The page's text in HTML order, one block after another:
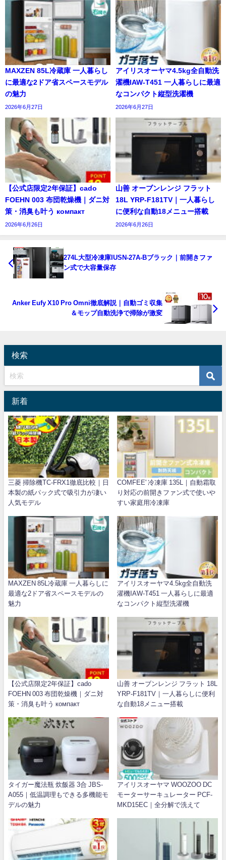
MAXZEN 85L冷蔵庫 一人暮らし
に最適な2ドア省スペースモデル
の魅力
2026年6月27日
アイリスオーヤマ4.5kg全自動洗
濯機IAW-T451 一人暮らしに最適
なコンパクト縦型洗濯機
2026年6月27日
【公式店限定2年保証】cado
FOEHN 003 布団乾燥機｜ダニ対
策・消臭も叶う компакт
2026年6月26日
山善 オーブンレンジ フラット
18L YRP-F181TV｜一人暮らし
に便利な自動18メニュー搭載
2026年6月26日
274L大型冷凍庫IUSN-27A-Bブラック｜前開きファ
ン式で大容量保存
Anker Eufy X10 Pro Omni徹底解説｜自動ゴミ収集
＆モップ自動洗浄で掃除が激変
検索
新着
三菱 掃除機TC-FRX1徹底比較｜日
本製の紙パック式で吸引力が凄い
人気モデル
COMFEE' 冷凍庫 135L｜自動霜取
り対応の前開きファン式で使いや
すい家庭用冷凍庫
MAXZEN 85L冷蔵庫 一人暮らしに
最適な2ドア省スペースモデルの
魅力
アイリスオーヤマ4.5kg全自動洗
濯機IAW-T451 一人暮らしに最適
なコンパクト縦型洗濯機
【公式店限定2年保証】cado
FOEHN 003 布団乾燥機｜ダニ対
策・消臭も叶う компакт
山善 オーブンレンジ フラット 18L
YRP-F181TV｜一人暮らしに便利
な自動18メニュー搭載
タイガー魔法瓶 炊飯器 3合 JBS-
A055｜低温調理もできる多機能モ
デルの魅力
アイリスオーヤマ WOOZOO DC
モーターサーキュレーター PCF-
MKD15EC｜全分解で洗えて